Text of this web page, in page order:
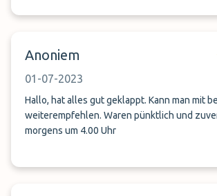
bringen einen vom Treffpunkt aus zum
Mitarbeiter ca 15min später am Treffpunkt
wodurch natürlich am Flughafen mit
und Boarding alles zeitlich sportlich wurde.
Rückreise hat alles einwandfrei geklappt. Es
Anoniem
01-07-2023
Hallo, hat alles gut geklappt. Kann man mit
weiterempfehlen. Waren pünktlich und
morgens um 4.00 Uhr